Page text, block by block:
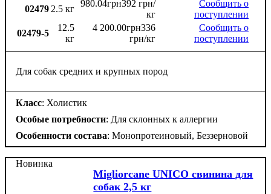
02479 2.5 кг
980.04грн392 грн/
кг
Сообщить о
поступлении
02479-5
12.5
кг
4 200.00грн336
грн/кг
Сообщить о
поступлении
Для собак средних и крупных пород
Класс: Холистик
Особые потребности: Для склонных к аллергии
Особенности состава: Монопротеиновый, Беззерновой
Migliorcane UNICO свинина для
собак 2,5 кг
Новинка